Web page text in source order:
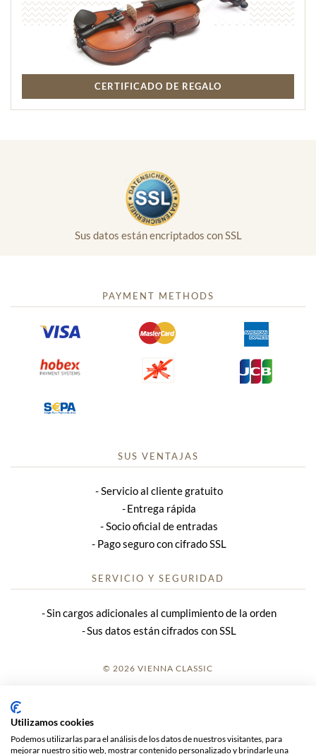
CERTIFICADO DE REGALO
Sus datos están encriptados con SSL
PAYMENT METHODS
SUS VENTAJAS
Servicio al cliente gratuito
Entrega rápida
Socio oficial de entradas
Pago seguro con cifrado SSL
SERVICIO Y SEGURIDAD
Sin cargos adicionales al cumplimiento de la orden
Sus datos están cifrados con SSL
© 2026 VIENNA CLASSIC
Utilizamos cookies
Podemos utilizarlas para el análisis de los datos de nuestros visitantes, para
mejorar nuestro sitio web, mostrar contenido personalizado y brindarle una